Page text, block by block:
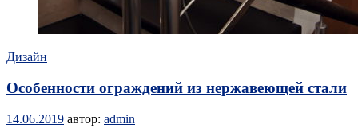
Дизайн
Особенности ограждений из нержавеющей стали
14.06.2019 автор: admin